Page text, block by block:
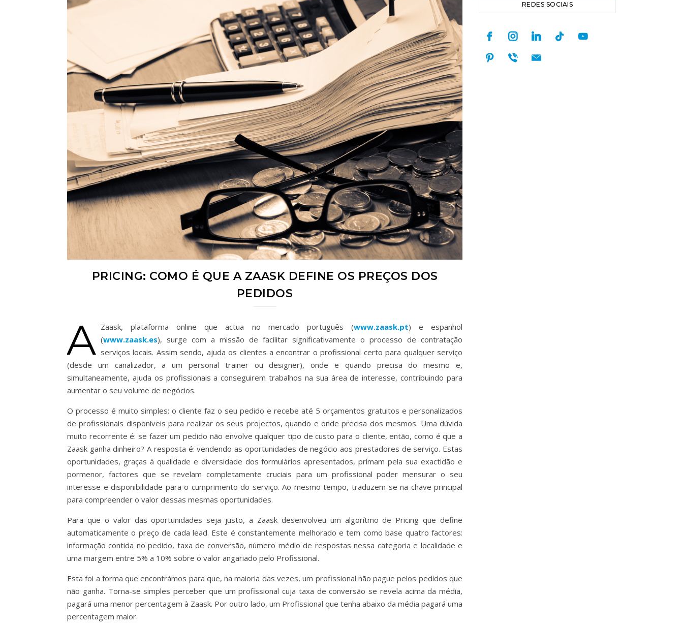
PRICING: COMO É QUE A ZAASK DEFINE OS PREÇOS DOS
PEDIDOS
A Zaask, plataforma online que actua no mercado português (www.zaask.pt) e espanhol
(www.zaask.es), surge com a missão de facilitar significativamente o processo de contratação
serviços locais. Assim sendo, ajuda os clientes a encontrar o profissional certo para qualquer serviço
(desde um canalizador, a um personal trainer ou designer), onde e quando precisa do mesmo e,
simultaneamente, ajuda os profissionais a conseguirem trabalhos na sua área de interesse, contribuindo para
aumentar o seu volume de negócios.
O processo é muito simples: o cliente faz o seu pedido e recebe até 5 orçamentos gratuitos e personalizados
de profissionais disponíveis para realizar os seus projectos, quando e onde precisa dos mesmos. Uma dúvida
muito recorrente é: se fazer um pedido não envolve qualquer tipo de custo para o cliente, então, como é que a
Zaask ganha dinheiro? A resposta é: vendendo as oportunidades de negócio aos prestadores de serviço. Estas
oportunidades, graças à qualidade e diversidade dos formulários apresentados, primam pela sua exactidão e
pormenor, factores que se revelam completamente cruciais para um profissional poder mensurar o seu
interesse e disponibilidade para o cumprimento do serviço. Ao mesmo tempo, traduzem-se na chave principal
para compreender o valor dessas mesmas oportunidades.
Para que o valor das oportunidades seja justo, a Zaask desenvolveu um algorítmo de Pricing que define
automaticamente o preço de cada lead. Este é constantemente melhorado e tem como base quatro factores:
informação contida no pedido, taxa de conversão, número médio de respostas nessa categoria e localidade e
uma margem entre 5% a 10% sobre o valor angariado pelo Profissional.
Esta foi a forma que encontrámos para que, na maioria das vezes, um profissional não pague pelos pedidos que
não ganha. Torna-se simples perceber que um profissional cuja taxa de conversão se revela acima da média,
pagará uma menor percentagem à Zaask. Por outro lado, um Profissional que tenha abaixo da média pagará uma
percentagem maior.
REDES SOCIAIS
facebookinstagramlinkedintiktok youtube
pinterest
viber mail